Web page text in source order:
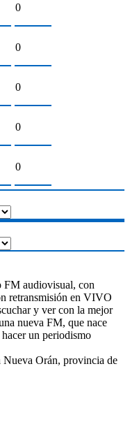
0
0
0
0
0
audiovisual, con
retransmisión en VIVO
y ver con la mejor
nueva FM, que nace
un periodismo
Nueva Orán, provincia de